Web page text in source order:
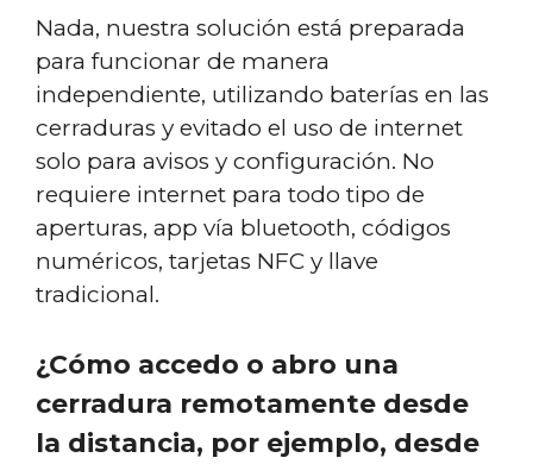
Nada, nuestra solución está preparada
para funcionar de manera
independiente, utilizando baterías en las
cerraduras y evitado el uso de internet
solo para avisos y configuración. No
requiere internet para todo tipo de
aperturas, app vía bluetooth, códigos
numéricos, tarjetas NFC y llave
tradicional.
¿Cómo accedo o abro una
cerradura remotamente desde
la distancia, por ejemplo, desde